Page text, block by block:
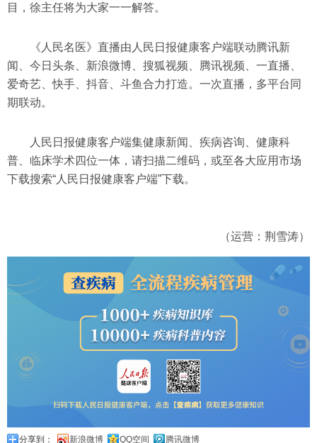
目，徐主任将为大家一一解答。
《人民名医》直播由人民日报健康客户端联动腾讯新
闻、今日头条、新浪微博、搜狐视频、腾讯视频、一直播、
爱奇艺、快手、抖音、斗鱼合力打造。一次直播，多平台同
期联动。
人民日报健康客户端集健康新闻、疾病咨询、健康科
普、临床学术四位一体，请扫描二维码，或至各大应用市场
下载搜索“人民日报健康客户端”下载。
（运营：荆雪涛）
分享到： 新浪微博 QQ空间 腾讯微博